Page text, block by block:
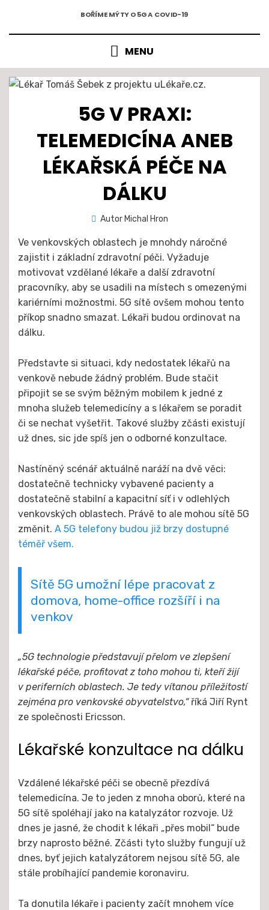
obsahu
BOŘÍME MÝTY O 5G A COVID-19
MENU
5G V PRAXI:
TELEMEDICÍNA ANEB
LÉKAŘSKÁ PÉČE NA
DÁLKU
Autor Michal Hron
Ve venkovských oblastech je mnohdy náročné
zajistit i základní zdravotní péči. Vyžaduje
motivovat vzdělané lékaře a další zdravotní
pracovníky, aby se usadili na místech s omezenými
kariérními možnostmi. 5G sítě ovšem mohou tento
příkop snadno smazat. Lékaři budou ordinovat na
dálku.
Představte si situaci, kdy nedostatek lékařů na
venkově nebude žádný problém. Bude stačit
připojit se se svým běžným mobilem k jedné z
mnoha služeb telemedicíny a s lékařem se poradit
či se nechat vyšetřit. Takové služby zčásti existují
už dnes, sic jde spíš jen o odborné konzultace.
Nastíněný scénář aktuálně naráží na dvě věci:
dostatečně technicky vybavené pacienty a
dostatečně stabilní a kapacitní síť i v odlehlých
venkovských oblastech. Právě to ale mohou sítě 5G
změnit. A 5G telefony budou již brzy dostupné
téměř všem.
Sítě 5G umožní lépe pracovat z
domova, home-office rozšíří i na
venkov
„5G technologie představují přelom ve zlepšení
lékařské péče, profitovat z toho mohou ti, kteří žijí
v periferních oblastech. Je tedy vítanou příležitostí
zejména pro venkovské obyvatelstvo,“říká Jiří Rynt
ze společnosti Ericsson.
Lékařské konzultace na dálku
Vzdálené lékařské péči se obecně přezdívá
telemedicína. Je to jeden z mnoha oborů, které na
5G sítě spoléhají jako na katalyzátor rozvoje. Už
dnes je jasné, že chodit k lékaři „přes mobil“ bude
brzy naprosto běžné. Zčásti tyto služby fungují už
dnes, byť jejich katalyzátorem nejsou sítě 5G, ale
stále probíhající pandemie koronaviru.
Ta donutila lékaře i pacienty začít mnohem více